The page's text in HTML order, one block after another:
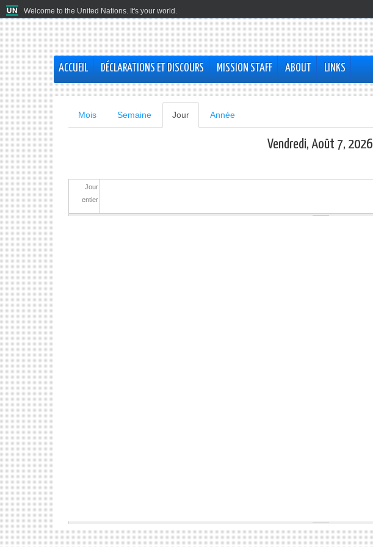
Welcome to the United Nations. It's your world.
ACCUEIL DÉCLARATIONS ET DISCOURS MISSION STAFF ABOUT LINKS
Onglets
principaux
Mois Semaine Jour (onglet
actif)
Année
Vendredi, Août 7, 2026
Jour
entier